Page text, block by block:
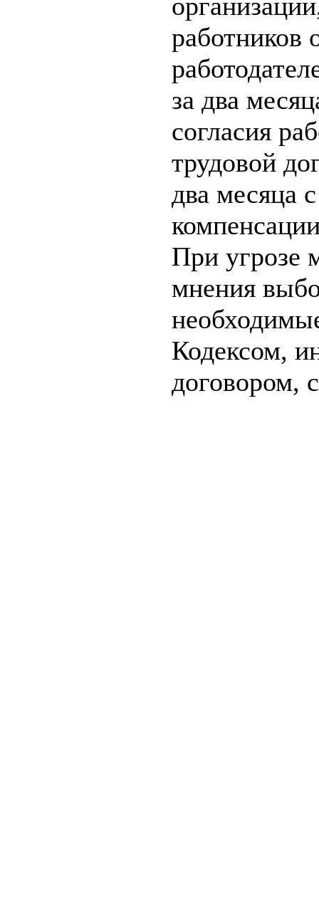
работников
за два
согласия
трудовой
два месяца
При угрозе
мнения
Кодексом,
договором,